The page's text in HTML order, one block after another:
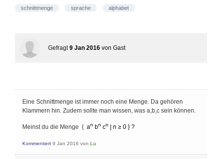
schnittmenge sprache alphabet
Gefragt 9 Jan 2016 von Gast
Eine Schnittmenge ist immer noch eine Menge. Da gehören
Klammern hin. Zudem sollte man wissen, was a,b,c sein können.
Meinst du die Menge { an bn cn | n ≥ 0 } ?
Kommentiert 9 Jan 2016 von Lu